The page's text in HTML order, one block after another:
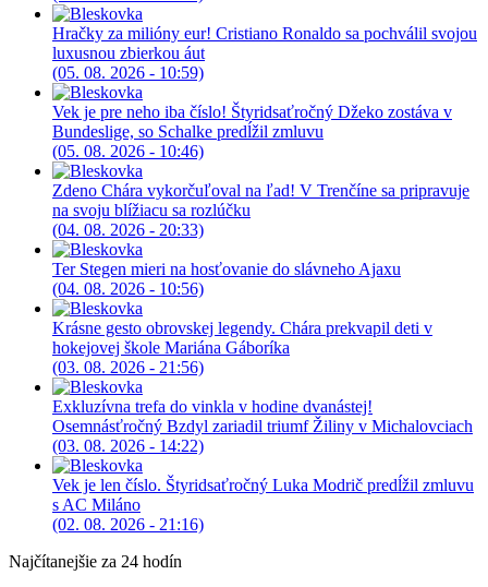
Hračky za milióny eur! Cristiano Ronaldo sa pochválil svojou
luxusnou zbierkou áut
(05. 08. 2026 - 10:59)
Vek je pre neho iba číslo! Štyridsaťročný Džeko zostáva v
Bundeslige, so Schalke predĺžil zmluvu
(05. 08. 2026 - 10:46)
Zdeno Chára vykorčuľoval na ľad! V Trenčíne sa pripravuje
na svoju blížiacu sa rozlúčku
(04. 08. 2026 - 20:33)
Ter Stegen mieri na hosťovanie do slávneho Ajaxu
(04. 08. 2026 - 10:56)
Krásne gesto obrovskej legendy. Chára prekvapil deti v
hokejovej škole Mariána Gáboríka
(03. 08. 2026 - 21:56)
Exkluzívna trefa do vinkla v hodine dvanástej!
Osemnásťročný Bzdyl zariadil triumf Žiliny v Michalovciach
(03. 08. 2026 - 14:22)
Vek je len číslo. Štyridsaťročný Luka Modrič predĺžil zmluvu
s AC Miláno
(02. 08. 2026 - 21:16)
Najčítanejšie za 24 hodín